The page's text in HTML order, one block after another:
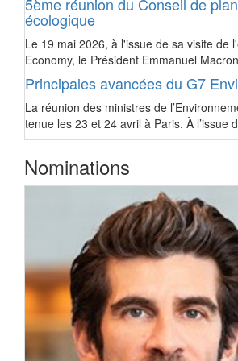
écologique
Le 19 mai 2026, à l'issue de sa visite de
Economy, le Président Emmanuel
Principales avancées du G7
La réunion des ministres de
tenue les 23 et 24 avril à Paris. À l’issue
Nominations